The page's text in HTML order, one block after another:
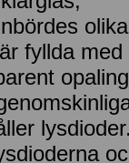
fyllda med